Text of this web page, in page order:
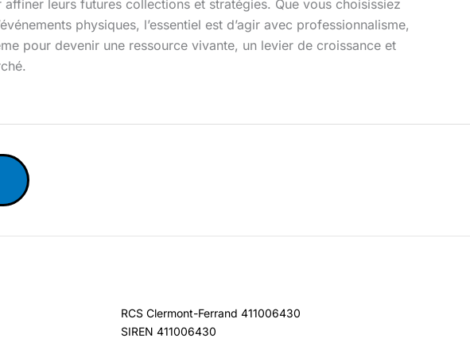
leurs futures collections et stratégies. Que vous choisissiez
physiques, l’essentiel est d’agir avec professionnalisme,
pour devenir une ressource vivante, un levier de croissance et
RCS Clermont-Ferrand 411006430
SIREN 411006430